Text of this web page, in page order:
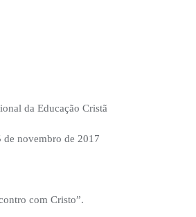
da Educação Cristã
de novembro de 2017
com Cristo”.